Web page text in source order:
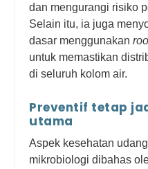
dan mengurangi risiko
Selain itu, ia juga
dasar menggunakan
untuk memastikan
di seluruh kolom air.
Preventif tetap
utama
Aspek kesehatan
mikrobiologi dibahas